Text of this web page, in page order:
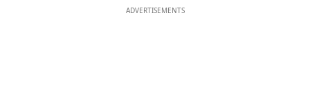
ADVERTISEMENTS